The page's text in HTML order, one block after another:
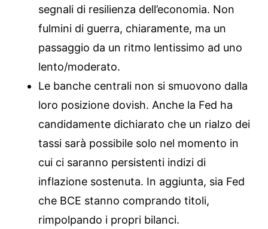
segnali di resilienza dell’economia. Non
fulmini di guerra, chiaramente, ma un
passaggio da un ritmo lentissimo ad uno
lento/moderato.
Le banche centrali non si smuovono dalla
loro posizione dovish. Anche la Fed ha
candidamente dichiarato che un rialzo dei
tassi sarà possibile solo nel momento in
cui ci saranno persistenti indizi di
inflazione sostenuta. In aggiunta, sia Fed
che BCE stanno comprando titoli,
rimpolpando i propri bilanci.